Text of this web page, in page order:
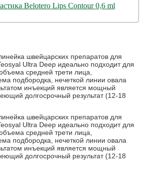
Belotero Lips Contour 0,6 ml
швейцарских препаратов для
Ultra Deep идеально подходит для
средней трети лица,
подбородка, нечеткой линии овала
инъекций является мощный
долгосрочный результат (12-18
швейцарских препаратов для
Ultra Deep идеально подходит для
средней трети лица,
подбородка, нечеткой линии овала
инъекций является мощный
долгосрочный результат (12-18